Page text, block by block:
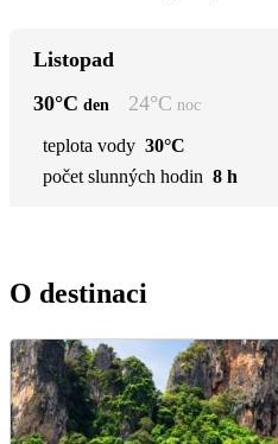
Listopad
30°C den 24°C noc
teplota vody 30°C
počet slunných hodin 8 h
O destinaci